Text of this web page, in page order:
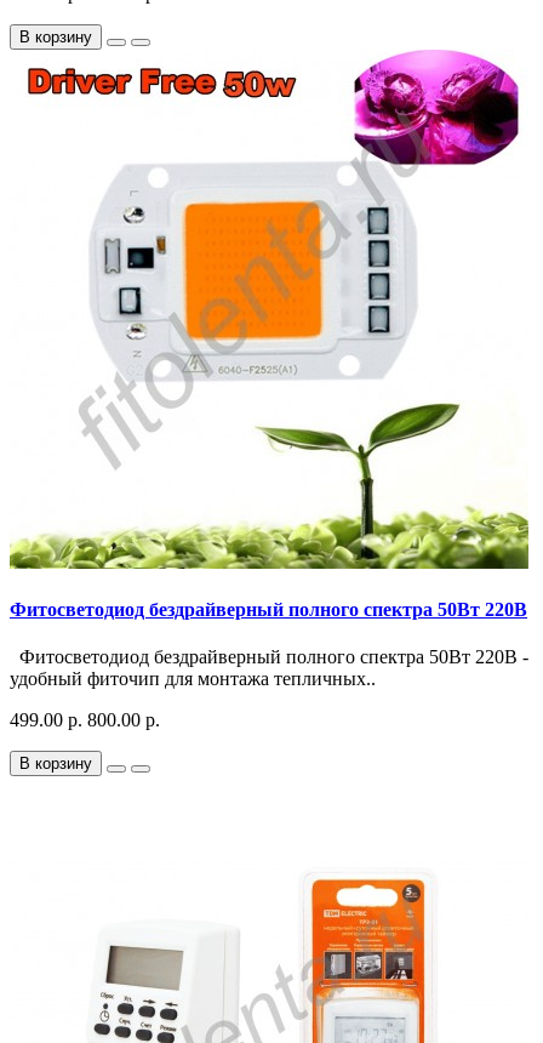
В корзину
Фитосветодиод бездрайверный полного спектра 50Вт 220В
Фитосветодиод бездрайверный полного спектра 50Вт 220В -
удобный фиточип для монтажа тепличных..
499.00 р. 800.00 р.
В корзину